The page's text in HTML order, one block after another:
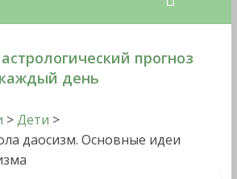
прогноз
день
>Дети >
даосизм. Основные идеи